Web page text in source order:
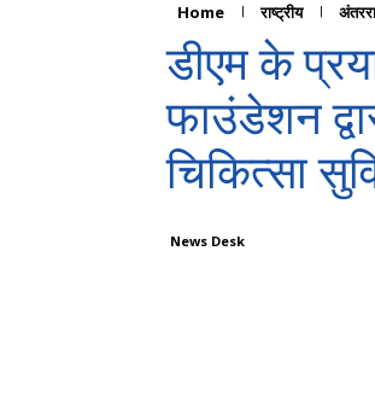
Home राष्ट्रीय
डीएम के
फाउंडेशन
चिकित्सा
News Desk